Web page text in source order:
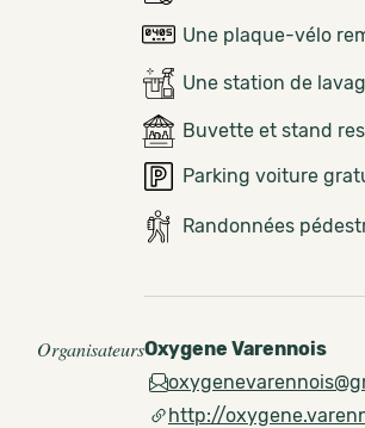
Une plaque-vélo
Une station de
Buvette et stand
Parking voiture
Randonnées
OrganisateursOxygene Varennois
http://